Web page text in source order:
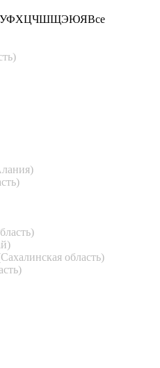
УФХЦЧШЩЭЮЯВсе
область)